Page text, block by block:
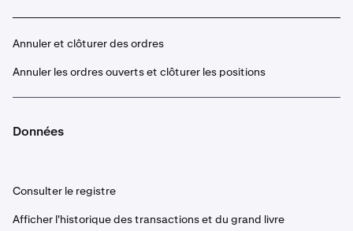
Annuler et clôturer des ordres
Annuler les ordres ouverts et clôturer les positions
Données
Consulter le registre
Afficher l'historique des transactions et du grand livre